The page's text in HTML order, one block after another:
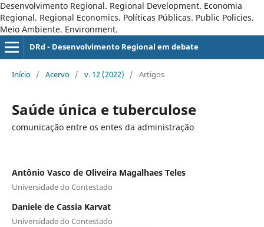
Desenvolvimento Regional. Regional Development. Economia
Regional. Regional Economics. Políticas Públicas. Public Policies.
Meio Ambiente. Environment.
DRd - Desenvolvimento Regional em debate
Início / Acervo / v. 12 (2022) / Artigos
Saúde única e tuberculose
comunicação entre os entes da administração
Antônio Vasco de Oliveira Magalhaes Teles
Universidade do Contestado
Daniele de Cassia Karvat
Universidade do Contestado